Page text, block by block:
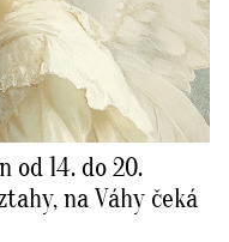
od 14. do 20.
na Váhy čeká